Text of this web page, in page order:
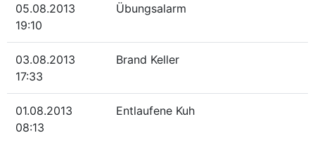
05.08.2013
19:10
Übungsalarm
03.08.2013
17:33
Brand Keller
01.08.2013
08:13
Entlaufene Kuh